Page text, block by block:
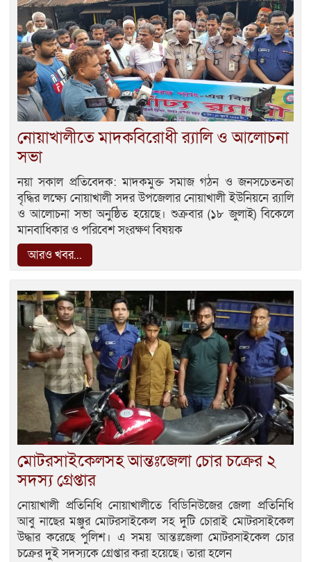
নোয়াখালীতে মাদকবিরোধী র‍্যালি ও আলোচনা
সভা
নয়া সকাল প্রতিবেদক: মাদকমুক্ত সমাজ গঠন ও জনসচেতনতা
বৃদ্ধির লক্ষ্যে নোয়াখালী সদর উপজেলার নোয়াখালী ইউনিয়নে র‍্যালি
ও আলোচনা সভা অনুষ্ঠিত হয়েছে। শুক্রবার (১৮ জুলাই) বিকেলে
মানবাধিকার ও পরিবেশ সংরক্ষণ বিষয়ক
আরও খবর...
মোটরসাইকেলসহ আন্তঃজেলা চোর চক্রের ২
সদস্য গ্রেপ্তার
নোয়াখালী প্রতিনিধি নোয়াখালীতে বিডিনিউজের জেলা প্রতিনিধি
আবু নাছের মঞ্জুর মোটরসাইকেল সহ দুটি চোরাই মোটরসাইকেল
উদ্ধার করেছে পুলিশ। এ সময় আন্তঃজেলা মোটরসাইকেল চোর
চক্রের দুই সদস্যকে গ্রেপ্তার করা হয়েছে। তারা হলেন